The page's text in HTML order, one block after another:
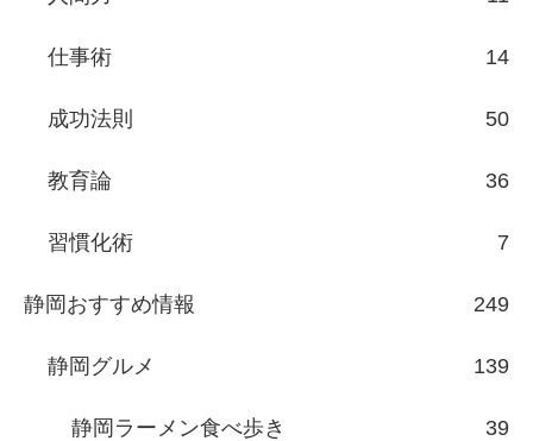
仕事術 14
成功法則 50
教育論 36
習慣化術 7
静岡おすすめ情報 249
静岡グルメ 139
静岡ラーメン食べ歩き 39